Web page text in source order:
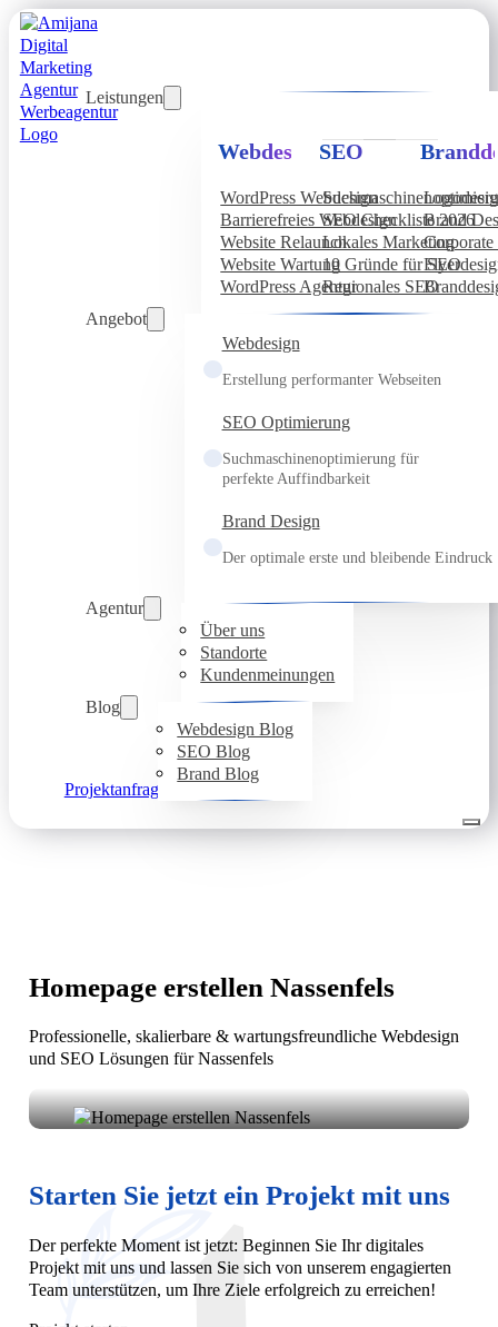
Leistungen
Webdesign
WordPress Webdesign
Barrierefreies Webdesign
Website Relaunch
Website Wartung
WordPress Agentur
SEO
SEO Checkliste 2026
Lokales Marketing
10 Gründe für SEO
Regionales SEO
Brand
Angebot
Webdesign
Erstellung performanter Webseiten
SEO Optimierung
Suchmaschinenoptimierung für
perfekte Auffindbarkeit
Brand Design
Der optimale erste und bleibende Eindruck
Agentur
Über uns
Standorte
Kundenmeinungen
Blog
Webdesign Blog
SEO Blog
Brand Blog
Projektanfrage
Homepage erstellen Nassenfels
Professionelle, skalierbare & wartungsfreundliche Webdesign
und SEO Lösungen für Nassenfels
sichtbar machen.
Starten Sie jetzt ein Projekt mit uns
Der perfekte Moment ist jetzt: Beginnen Sie Ihr digitales
Projekt mit uns und lassen Sie sich von unserem engagierten
Team unterstützen, um Ihre Ziele erfolgreich zu erreichen!